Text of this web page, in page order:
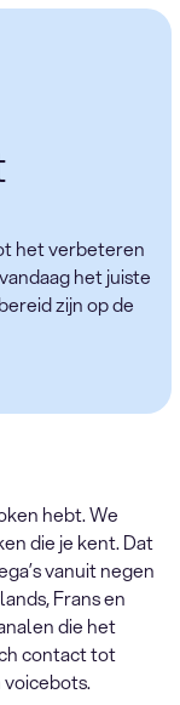
het verbeteren
het juiste
zijn op de
hebt. We
die je kent. Dat
vanuit negen
Frans en
die het
contact tot